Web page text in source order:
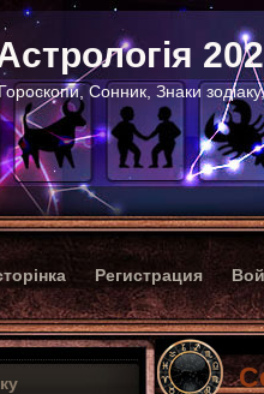
Сонник, Знаки
Регистрация